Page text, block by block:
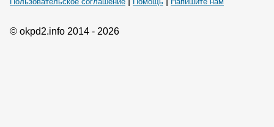
© okpd2.info 2014 - 2026